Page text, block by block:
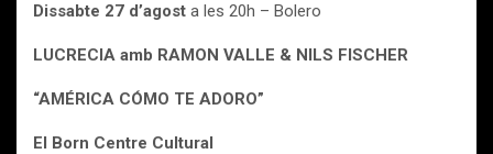
Dissabte 27 d’agost a les 20h – Bolero
LUCRECIA amb RAMON VALLE & NILS FISCHER
“AMÉRICA CÓMO TE ADORO”
El Born Centre Cultural